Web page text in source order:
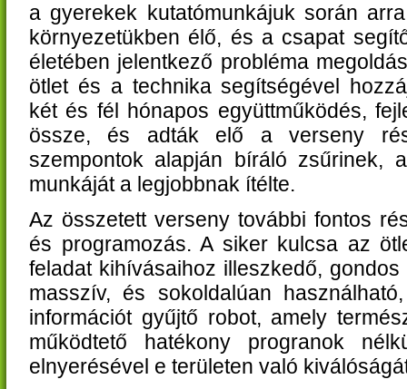
a gyerekek kutatómunkájuk során
környezetükben élő, és a csapat
életében jelentkező probléma
ötlet és a technika segítségével
két és fél hónapos együttműködés,
össze, és adták elő a verseny
szempontok alapján bíráló zsűrinek,
munkáját a legjobbnak ítélte.
Az összetett verseny további fontos
és programozás. A siker kulcsa az
feladat kihívásaihoz illeszkedő,
masszív, és sokoldalúan
információt gyűjtő robot, amely
működtető hatékony progranok
elnyerésével e területen való